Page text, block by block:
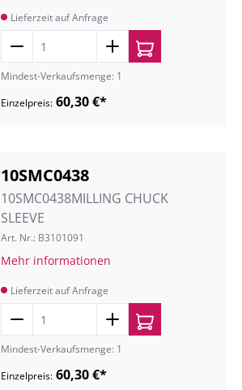
Lieferzeit auf Anfrage
Mindest-Verkaufsmenge: 1
Einzelpreis: 60,30 €*
10SMC0438
10SMC0438MILLING CHUCK
SLEEVE
Art. Nr.: B3101091
Mehr informationen
Lieferzeit auf Anfrage
Mindest-Verkaufsmenge: 1
Einzelpreis: 60,30 €*